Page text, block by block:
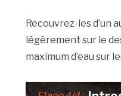
Recouvrez-les d’un
légèrement sur le
maximum d’eau sur